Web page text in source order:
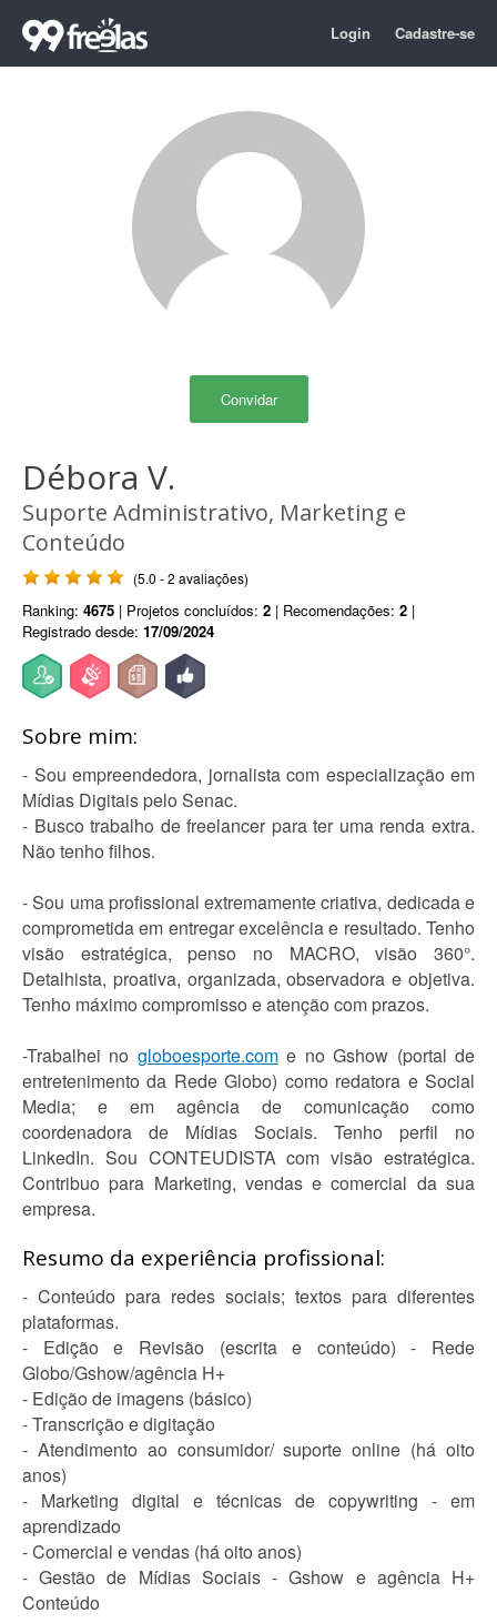
Login Cadastre-se
Convidar
Débora V.
Suporte Administrativo, Marketing e
Conteúdo
(5.0 - 2 avaliações)
Ranking: 4675 | Projetos concluídos: 2 | Recomendações: 2 |
Registrado desde: 17/09/2024
Sobre mim:
- Sou empreendedora, jornalista com especialização em
Mídias Digitais pelo Senac.
- Busco trabalho de freelancer para ter uma renda extra.
Não tenho filhos.
- Sou uma profissional extremamente criativa, dedicada e
comprometida em entregar excelência e resultado. Tenho
visão estratégica, penso no MACRO, visão 360°.
Detalhista, proativa, organizada, observadora e objetiva.
Tenho máximo compromisso e atenção com prazos.
-Trabalhei no globoesporte.come no Gshow (portal de
entretenimento da Rede Globo) como redatora e Social
Media; e em agência de comunicação como
coordenadora de Mídias Sociais. Tenho perfil no
LinkedIn. Sou CONTEUDISTA com visão estratégica.
Contribuo para Marketing, vendas e comercial da sua
empresa.
Resumo da experiência profissional:
- Conteúdo para redes sociais; textos para diferentes
plataformas.
- Edição e Revisão (escrita e conteúdo) - Rede
Globo/Gshow/agência H+
- Edição de imagens (básico)
- Transcrição e digitação
- Atendimento ao consumidor/ suporte online (há oito
anos)
- Marketing digital e técnicas de copywriting - em
aprendizado
- Comercial e vendas (há oito anos)
- Gestão de Mídias Sociais - Gshow e agência H+
Conteúdo